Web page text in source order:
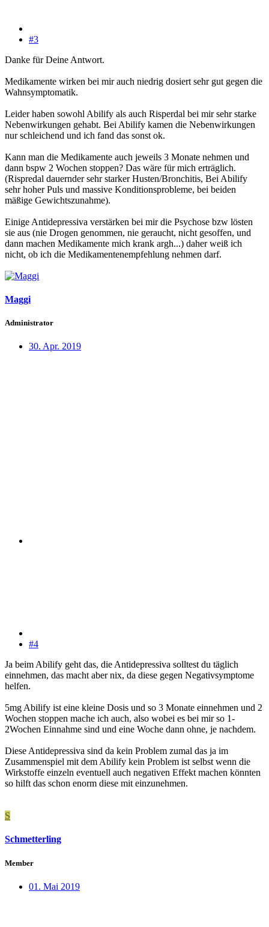
#3
Danke für Deine Antwort.
Medikamente wirken bei mir auch niedrig dosiert sehr gut gegen die
Wahnsymptomatik.
Leider haben sowohl Abilify als auch Risperdal bei mir sehr starke
Nebenwirkungen gehabt. Bei Abilify kamen die Nebenwirkungen
nur schleichend und ich fand das sonst ok.
Kann man die Medikamente auch jeweils 3 Monate nehmen und
dann bspw 2 Wochen stoppen? Das wäre für mich erträglich.
(Rispredal dauernder sehr starker Husten/Bronchitis, Bei Abilify
sehr hoher Puls und massive Konditionsprobleme, bei beiden
mäßige Gewichtszunahme).
Einige Antidepressiva verstärken bei mir die Psychose bzw lösten
sie aus (nie Drogen genommen, nie geraucht, nicht gesoffen, und
dann machen Medikamente mich krank argh...) daher weiß ich
nicht, ob ich die Medikamentenempfehlung nehmen darf.
Maggi
Administrator
30. Apr. 2019
#4
Ja beim Abilify geht das, die Antidepressiva solltest du täglich
einnehmen, das macht aber nix, da diese gegen Negativsymptome
helfen.
5mg Abilify ist eine kleine Dosis und so 3 Monate einnehmen und 2
Wochen stoppen mache ich auch, also wobei es bei mir so 1-
2Wochen Einnahme sind und eine Woche dann ohne, je nachdem.
Diese Antidepressiva sind da kein Problem zumal das ja im
Zusammenspiel mit dem Abilify kein Problem ist selbst wenn die
Wirkstoffe einzeln eventuell auch negativen Effekt machen könnten
so hilft das schon enorm diese mit einzunehmen.
S
Schmetterling
Member
01. Mai 2019